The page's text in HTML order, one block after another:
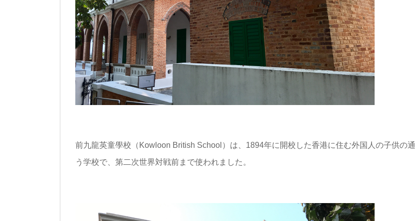
前九龍英童學校（Kowloon British School）は、1894年に開校した香港に住む外国人の子供の通
う学校で、第二次世界対戦前まで使われました。